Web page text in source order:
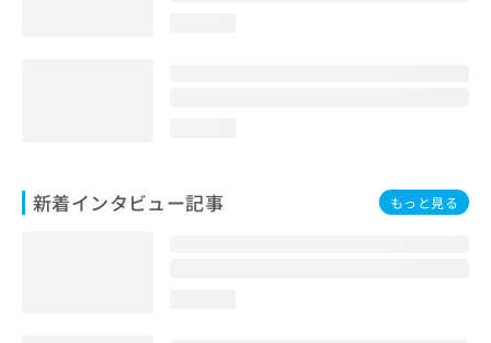
新着インタビュー記事 もっと見る